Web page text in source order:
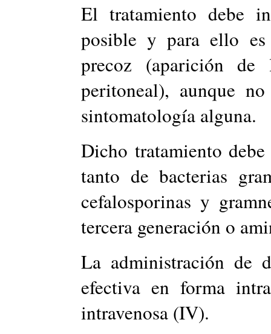
El tratamiento debe
posible y para ello
precoz (aparición
peritoneal), aunque
sintomatología alguna.
Dicho tratamiento
tanto de bacterias
cefalosporinas y
tercera generación o
La administración de
efectiva en forma
intravenosa (IV).